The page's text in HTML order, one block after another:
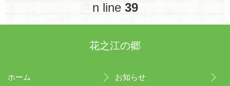
n line 39
花之江の郷
ホーム お知らせ